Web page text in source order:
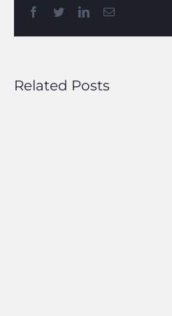
Facebook
TwitterLinkedInEmail
Related Posts